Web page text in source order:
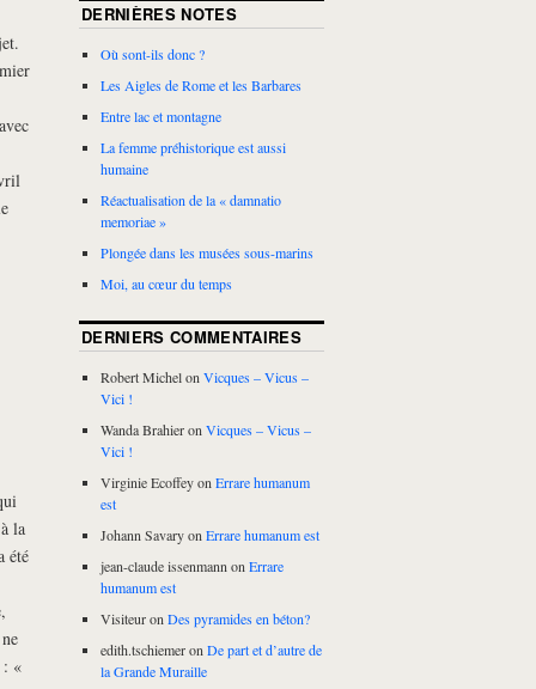
la
été
: «
DERNIÈRES NOTES
Où sont-ils donc ?
Les Aigles de Rome et les Barbares
Entre lac et montagne
La femme préhistorique est aussi
humaine
Réactualisation de la « damnatio
memoriae »
Plongée dans les musées sous-marins
Moi, au cœur du temps
DERNIERS COMMENTAIRES
Robert MichelonVicques – Vicus –
Vici !
Wanda BrahieronVicques – Vicus –
Vici !
Virginie EcoffeyonErrare humanum
est
Johann SavaryonErrare humanum est
jean-claude issenmannonErrare
humanum est
VisiteuronDes pyramides en béton?
edith.tschiemeronDe part et d’autre de
la Grande Muraille